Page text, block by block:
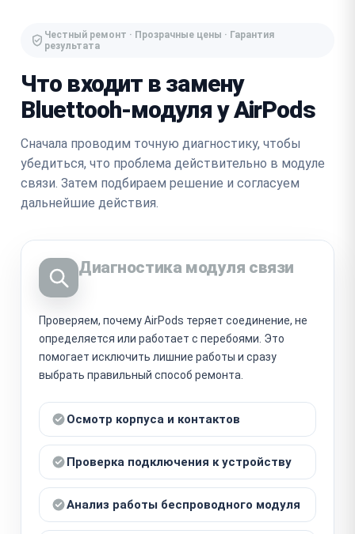
Честный ремонт · Прозрачные цены · Гарантия
результата
Что входит в замену
Bluettooh-модуля у AirPods
Сначала проводим точную диагностику, чтобы
убедиться, что проблема действительно в модуле
связи. Затем подбираем решение и согласуем
дальнейшие действия.
Диагностика модуля связи
Проверяем, почему AirPods теряет соединение, не
определяется или работает с перебоями. Это
помогает исключить лишние работы и сразу
выбрать правильный способ ремонта.
Осмотр корпуса и контактов
Проверка подключения к устройству
Анализ работы беспроводного модуля